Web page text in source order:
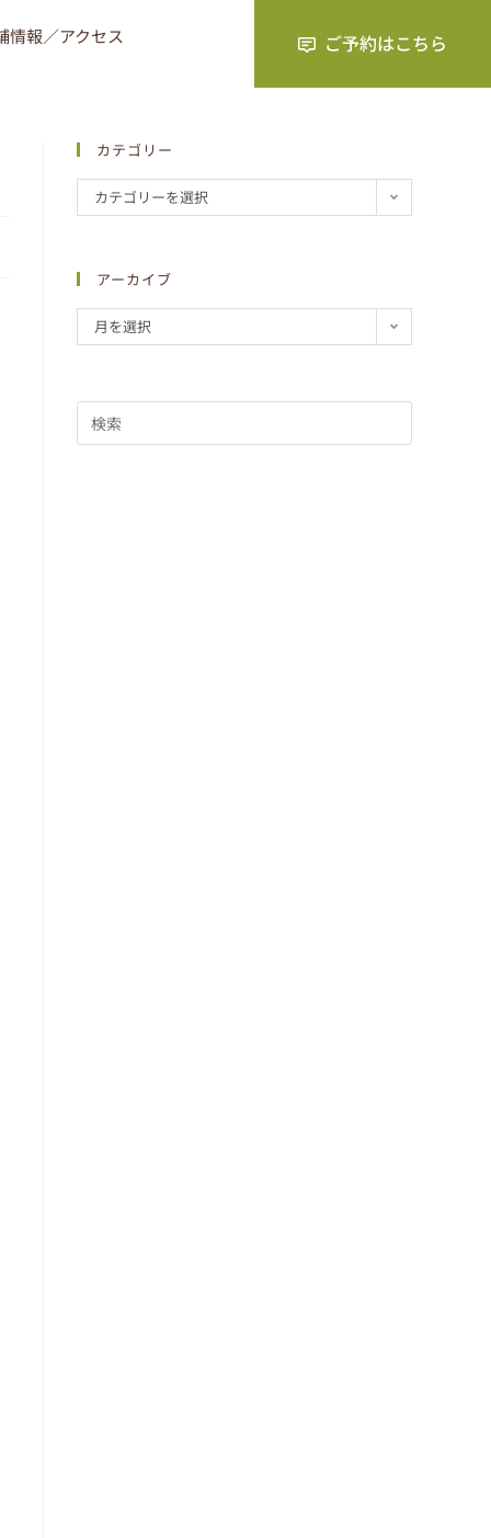
情報／アクセス
カテゴリー
カテゴリーを選択
アーカイブ
月を選択